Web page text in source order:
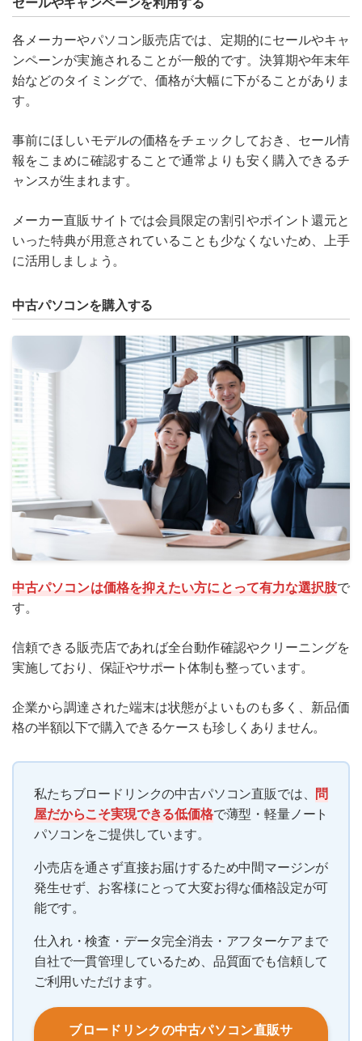
各メーカーやパソコン販売店では、定期的にセールやキャ
ンペーンが実施されることが一般的です。決算期や年末年
始などのタイミングで、価格が大幅に下がることがありま
す。
事前にほしいモデルの価格をチェックしておき、セール情
報をこまめに確認することで通常よりも安く購入できるチ
ャンスが生まれます。
メーカー直販サイトでは会員限定の割引やポイント還元と
いった特典が用意されていることも少なくないため、上手
に活用しましょう。
中古パソコンを購入する
中古パソコンは価格を抑えたい方にとって有力な選択肢で
す。
信頼できる販売店であれば全台動作確認やクリーニングを
実施しており、保証やサポート体制も整っています。
企業から調達された端末は状態がよいものも多く、新品価
格の半額以下で購入できるケースも珍しくありません。
私たちブロードリンクの中古パソコン直販では、 問
屋だからこそ実現できる低価格で薄型・軽量ノート
パソコンをご提供しています。
小売店を通さず直接お届けするため中間マージンが
発生せず、お客様にとって大変お得な価格設定が可
能です。
仕入れ・検査・データ完全消去・アフターケアまで
自社で一貫管理しているため、品質面でも信頼して
ご利用いただけます。
ブロードリンクの中古パソコン直販サ